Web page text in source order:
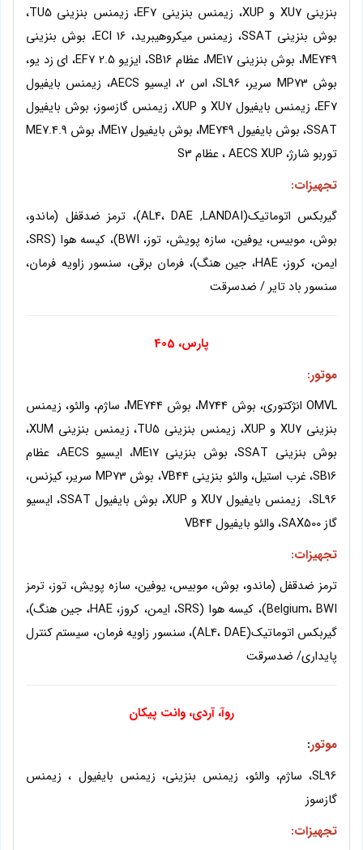
بنزینی XU7 و XUP، زیمنس بنزینی EF7، زیمنس بنزینی TU5،
بوش بنزینی SSAT، زیمنس میکروهیبرید، ECI 16، بوش بنزینی
ME749، بوش بنزینی ME17، عظام SB16، ایزیو 2.5 EF7، ای زد یو،
بوش MP73 سریر، SL96، اس 2، ایسیو AECS، زیمنس بایفیول
EF7، زیمنس بایفیول XU7 و XUP، زیمنس گازسوز، بوش بایفیول
SSAT، بوش بایفیول ME749، بوش بایفیول ME17، بوش ME7.4.9
توربو شارژ، AECS XUP ، عظام S3
تجهیزات:
گیربکس اتوماتیک(AL4، DAE ,LANDAI)، ترمز ضدقفل (ماندو،
بوش، موبیس، یوفین، سازه پویش، توز، BWI)، کیسه هوا (SRS،
ایمن، کروز، HAE، جین هنگ)، فرمان برقی، سنسور زاویه فرمان،
سنسور باد تایر/ ضدسرقت
پارس، 405
موتور:
OMVL انژکتوری، بوش M744، بوش ME744، ساژم، والئو، زیمنس
بنزینی XU7 و XUP، زیمنس بنزینی TU5، زیمنس بنزینی XUM،
بوش بنزینی SSAT، بوش بنزینی ME17، ایسیو AECS، عظام
SB16، غرب استیل، والئو بنزینی VB44، بوش MP73 سریر، کیزنس،
SL96، زیمنس بایفیول XU7 و XUP، بوش بایفیول SSAT، ایسیو
گاز SAX500، والئو بایفیول VB44
تجهیزات:
ترمز ضدقفل (ماندو، بوش، موبیس، یوفین، سازه پویش، توز، ترمز
Belgium، BWI)، کیسه هوا (SRS، ایمن، کروز، HAE، جین هنگ)،
گیربکس اتوماتیک(AL4، DAE)، سنسور زاویه فرمان، سیستم کنترل
پایداری/ ضدسرقت
روآ، آردی، وانت پیکان
موتور:
SL96، ساژم، والئو، زیمنس بنزینی، زیمنس بایفیول ، زیمنس
گازسوز
تجهیزات: